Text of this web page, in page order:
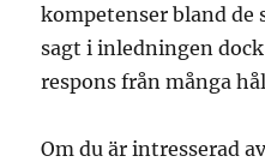
kompetenser bland de
sagt i inledningen
respons från många
Om du är intresserad